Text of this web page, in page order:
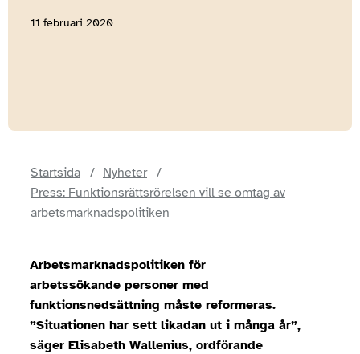
11 februari 2020
Startsida
Nyheter
Press: Funktionsrättsrörelsen vill se omtag av
arbetsmarknadspolitiken
Arbetsmarknadspolitiken för
arbetssökande personer med
funktionsnedsättning måste reformeras.
”Situationen har sett likadan ut i många år”,
säger Elisabeth Wallenius, ordförande